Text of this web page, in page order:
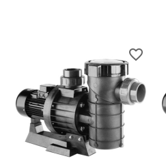
favorite_border